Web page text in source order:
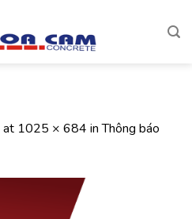
at 1025 × 684 inThông báo